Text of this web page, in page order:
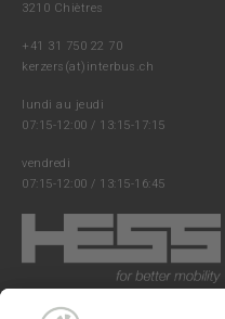
3210 Chiètres
+41 31 750 22 70
kerzers(at)interbus.ch
lundi au jeudi
07:15-12:00 / 13:15-17:15
vendredi
07:15-12:00 / 13:15-16:45